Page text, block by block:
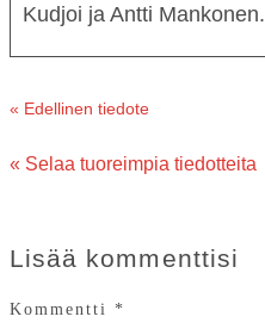
Kudjoi ja Antti Mankonen.
« Edellinen tiedote
« Selaa tuoreimpia tiedotteita
Lisää kommenttisi
Kommentti *